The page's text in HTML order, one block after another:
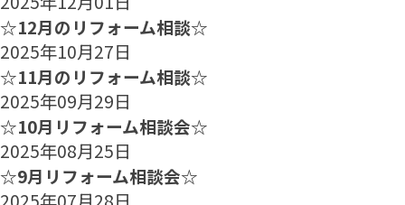
☆12月のリフォーム相談☆
2025年10月27日
☆11月のリフォーム相談☆
2025年09月29日
☆10月リフォーム相談会☆
2025年08月25日
☆9月リフォーム相談会☆